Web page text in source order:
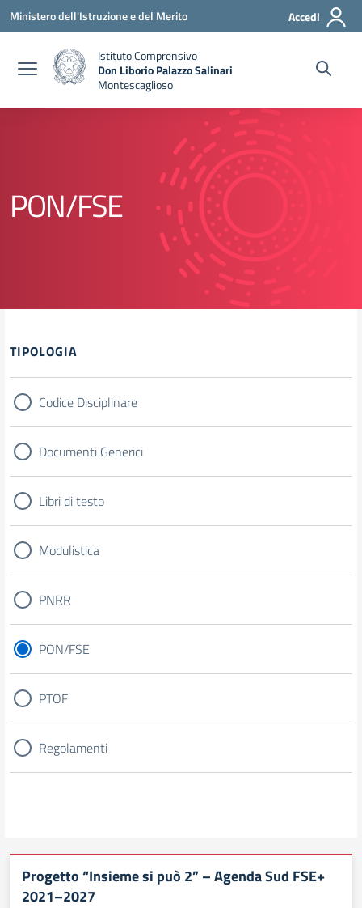
Vai ai contenuti
Vai al menu di navigazione
Vai al footer
Ministero dell'Istruzione e del Merito Accedi
Istituto Comprensivo
Don Liborio Palazzo Salinari
Montescaglioso
PON/FSE
TIPOLOGIA
Codice Disciplinare
Documenti Generici
Libri di testo
Modulistica
PNRR
PON/FSE
PTOF
Regolamenti
Progetto “Insieme si può 2” – Agenda Sud FSE+
2021–2027